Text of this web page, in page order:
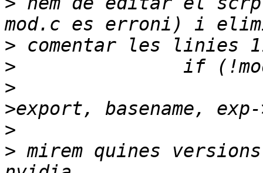
>
>
>
>
> mirem quines